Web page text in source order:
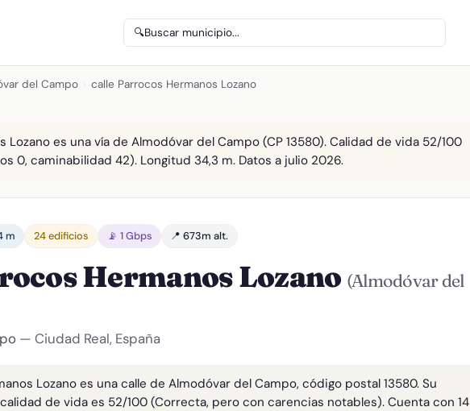
🔍Buscar municipio...
del Campo calle Parrocos Hermanos Lozano
Lozano es una vía de Almodóvar del Campo (CP 13580). Calidad de vida 52/100
0, caminabilidad 42). Longitud 34,3 m. Datos a julio 2026.
m 24 edificios 📡 1 Gbps 📍 673m alt.
Hermanos Lozano (Almodóvar del
— Ciudad Real, España
Lozano es una calle de Almodóvar del Campo, código postal 13580. Su
de vida es 52/100 (Correcta, pero con carencias notables). Cuenta con 14